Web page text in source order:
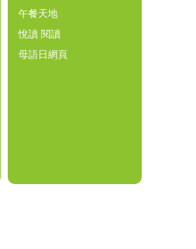
午餐天地
悅讀 閱讀
母語日網頁